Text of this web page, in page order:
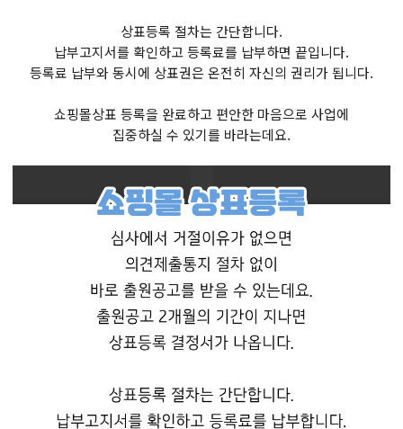
상표등록 절차는 간단합니다.
납부고지서를 확인하고 등록료를 납부하면 끝입니다.
등록료 납부와 동시에 상표권은 온전히 자신의 권리가 됩니다.
쇼핑몰상표 등록을 완료하고 편안한 마음으로 사업에
집중하실 수 있기를 바라는데요.